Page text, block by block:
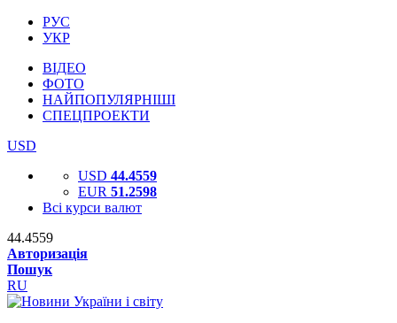
РУС
УКР
ВІДЕО
ФОТО
НАЙПОПУЛЯРНІШІ
СПЕЦПРОЕКТИ
USD
USD 44.4559
EUR 51.2598
Всі курси валют
44.4559
Авторизація
Пошук
RU